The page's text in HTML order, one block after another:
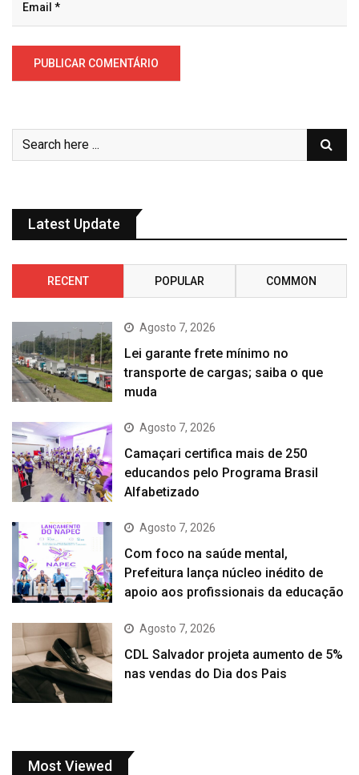
Latest Update
RECENT POPULAR COMMON
Agosto 7, 2026
Lei garante frete mínimo no
transporte de cargas; saiba o que
muda
Agosto 7, 2026
Camaçari certifica mais de 250
educandos pelo Programa Brasil
Alfabetizado
Agosto 7, 2026
Com foco na saúde mental,
Prefeitura lança núcleo inédito de
apoio aos profissionais da educação
Agosto 7, 2026
CDL Salvador projeta aumento de 5%
nas vendas do Dia dos Pais
Most Viewed